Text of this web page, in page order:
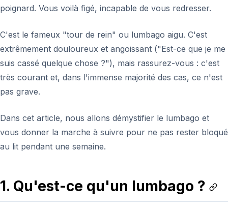
poignard. Vous voilà figé, incapable de vous redresser.
C'est le fameux "tour de rein" ou lumbago aigu. C'est
extrêmement douloureux et angoissant ("Est-ce que je me
suis cassé quelque chose ?"), mais rassurez-vous : c'est
très courant et, dans l'immense majorité des cas, ce n'est
pas grave.
Dans cet article, nous allons démystifier le lumbago et
vous donner la marche à suivre pour ne pas rester bloqué
au lit pendant une semaine.
1. Qu'est-ce qu'un lumbago ?